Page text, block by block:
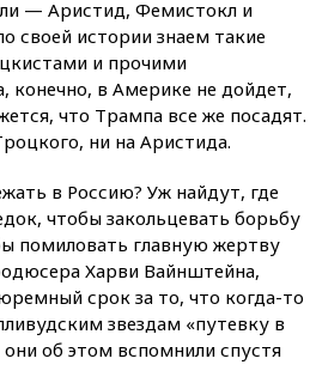
— Аристид, Фемистокл и
своей истории знаем такие
и прочими
конечно, в Америке не дойдет,
что Трампа все же посадят.
ни на Аристида.
в Россию? Уж найдут, где
чтобы закольцевать борьбу
помиловать главную жертву
Харви Вайнштейна,
срок за то, что когда-то
звездам «путевку в
они об этом вспомнили спустя